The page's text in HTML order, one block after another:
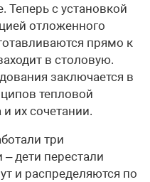
Теперь с установкой
отложенного
прямо к
в столовую.
заключается в
тепловой
их сочетании.
три
дети перестали
и распределяются по